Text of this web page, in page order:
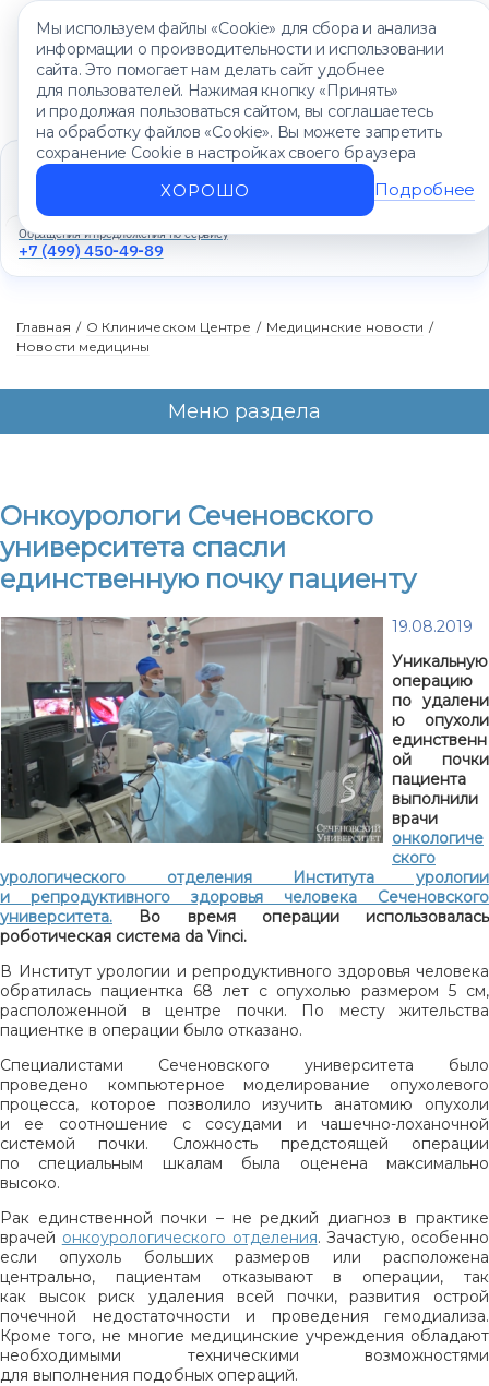
Мы используем файлы «Cookie» для сбора и анализа
информации о производительности и использовании
сайта. Это помогает нам делать сайт удобнее
для пользователей. Нажимая кнопку «Принять»
и продолжая пользоваться сайтом, вы соглашаетесь
на обработку файлов «Cookie». Вы можете запретить
сохранение Cookie в настройках своего браузера
ХОРОШО Подробнее
Единый контакт-центр
+7 (499) 450-88-89
Ежедневно с 8:00 до 20:00
Обращения и предложения по сервису
+7 (499) 450-49-89
Главная / О Клиническом Центре / Медицинские новости /
Новости медицины
Онкоурологи Сеченовского
университета спасли
единственную почку пациенту
19.08.2019
Уникальную
операцию
по удалени
ю опухоли
единственн
ой почки
пациента
выполнили
врачи
онкологиче
ского
урологического отделения Института урологии
и репродуктивного здоровья человека Сеченовского
университета. Во время операции использовалась
роботическая система da Vinci.
В Институт урологии и репродуктивного здоровья человека
обратилась пациентка 68 лет с опухолью размером 5 см,
расположенной в центре почки. По месту жительства
пациентке в операции было отказано.
Специалистами Сеченовского университета было
проведено компьютерное моделирование опухолевого
процесса, которое позволило изучить анатомию опухоли
и ее соотношение с сосудами и чашечно-лоханочной
системой почки. Сложность предстоящей операции
по специальным шкалам была оценена максимально
высоко.
Рак единственной почки – не редкий диагноз в практике
врачей онкоурологического отделения. Зачастую, особенно
если опухоль больших размеров или расположена
центрально, пациентам отказывают в операции, так
как высок риск удаления всей почки, развития острой
почечной недостаточности и проведения гемодиализа.
Кроме того, не многие медицинские учреждения обладают
необходимыми техническими возможностями
для выполнения подобных операций.
Меню раздела